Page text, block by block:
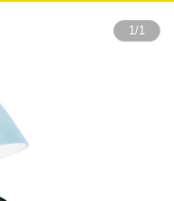
1/1